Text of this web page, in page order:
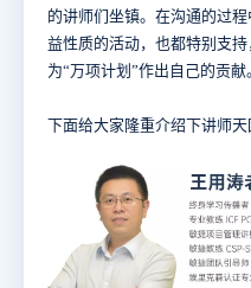
的讲师们坐镇。在沟通的过
益性质的活动，也都特别支持
为“万项计划”作出自己的贡献
下面给大家隆重介绍下讲师天